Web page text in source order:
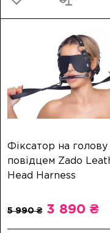
Фіксатор на голову
повідцем Zado
Head Harness
3 890 ₴